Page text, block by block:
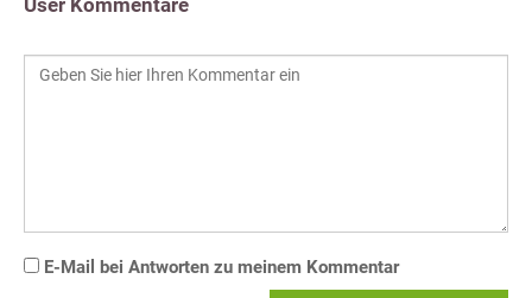
User Kommentare
E-Mail bei Antworten zu meinem Kommentar